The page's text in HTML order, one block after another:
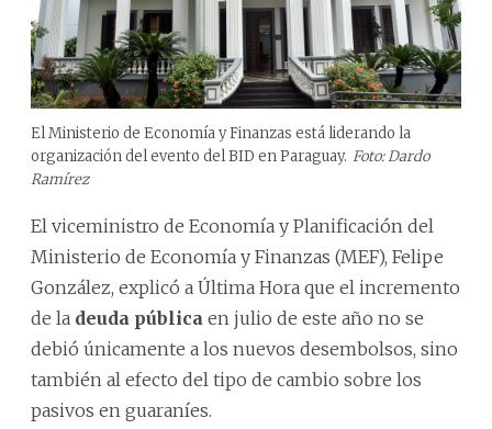
El Ministerio de Economía y Finanzas está liderando la
organización del evento del BID en Paraguay. Foto: Dardo
Ramírez
El viceministro de Economía y Planificación del
Ministerio de Economía y Finanzas (MEF), Felipe
González, explicó a Última Hora que el incremento
de la deuda pública en julio de este año no se
debió únicamente a los nuevos desembolsos, sino
también al efecto del tipo de cambio sobre los
pasivos en guaraníes.